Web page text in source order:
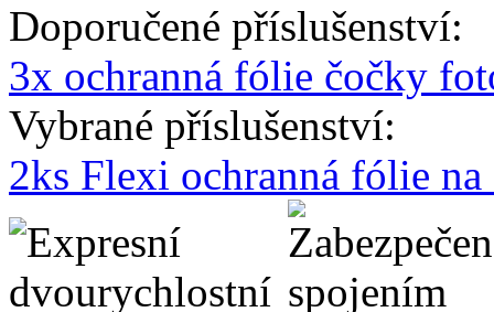
Doporučené příslušenství:
3x ochranná fólie čočky
Vybrané příslušenství:
2ks Flexi ochranná fólie